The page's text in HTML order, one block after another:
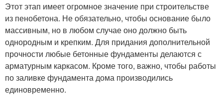
Этот этап имеет огромное значение при строительстве
из пенобетона. Не обязательно, чтобы основание было
массивным, но в любом случае оно должно быть
однородным и крепким. Для придания дополнительной
прочности любые бетонные фундаменты делаются с
арматурным каркасом. Кроме того, важно, чтобы работы
по заливке фундамента дома производились
единовременно.